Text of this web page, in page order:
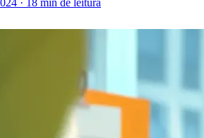
· 18 min de leitura